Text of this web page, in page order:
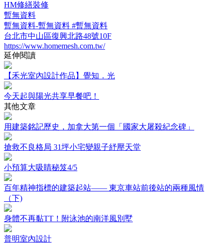
HM修繕裝修
暫無資料
暫無資料-暫無資料 #暫無資料
台北市中山區復興北路48號10F
https://www.homemesh.com.tw/
延伸閱讀
【禾光室內設計作品】覺知．光
今天起與陽光共享早餐吧！
其他文章
用建築銘記歷史，加拿大第一個「國家大屠殺紀念碑」
搶救不良格局 31坪小宅變親子紓壓天堂
小預算大吸睛秘笈4/5
百年精神指標的建築起站—— 東京車站前後站的兩種風情
（下)
身體不再黏TT！附泳池的南洋風別墅
普明室內設計